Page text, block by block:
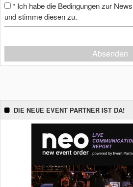
* Ich habe die Bedingungen zur
und stimme diesen zu.
Absenden
DIE NEUE EVENT PARTNER IST DA!